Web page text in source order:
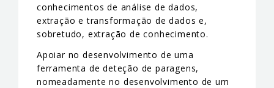
conhecimentos de análise de dados,
extração e transformação de dados e,
sobretudo, extração de conhecimento.
Apoiar no desenvolvimento de uma
ferramenta de deteção de paragens,
nomeadamente no desenvolvimento de um